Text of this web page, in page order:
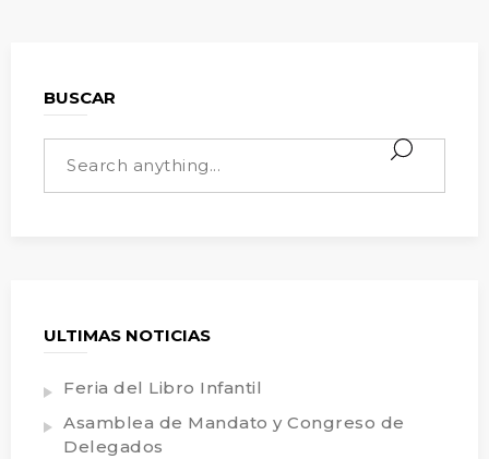
BUSCAR
ULTIMAS NOTICIAS
Feria del Libro Infantil
Asamblea de Mandato y Congreso de
Delegados